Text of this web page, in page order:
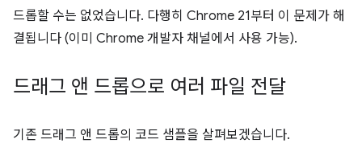
드롭할 수는 없었습니다. 다행히 Chrome 21부터 이 문제가 해
결됩니다 (이미 Chrome 개발자 채널에서 사용 가능).
드래그 앤 드롭으로 여러 파일 전달
기존 드래그 앤 드롭의 코드 샘플을 살펴보겠습니다.